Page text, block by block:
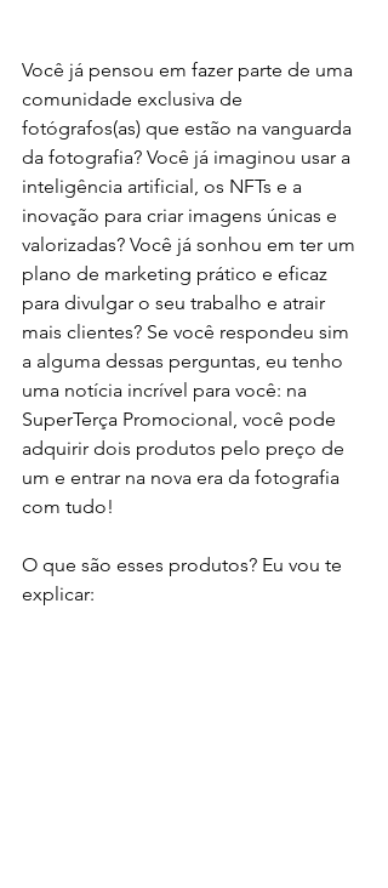
Você já pensou em fazer parte de uma
comunidade exclusiva de
fotógrafos(as) que estão na vanguarda
da fotografia? Você já imaginou usar a
inteligência artificial, os NFTs e a
inovação para criar imagens únicas e
valorizadas? Você já sonhou em ter um
plano de marketing prático e eficaz
para divulgar o seu trabalho e atrair
mais clientes? Se você respondeu sim
a alguma dessas perguntas, eu tenho
uma notícia incrível para você: na
SuperTerça Promocional, você pode
adquirir dois produtos pelo preço de
um e entrar na nova era da fotografia
com tudo!
O que são esses produtos? Eu vou te
explicar: